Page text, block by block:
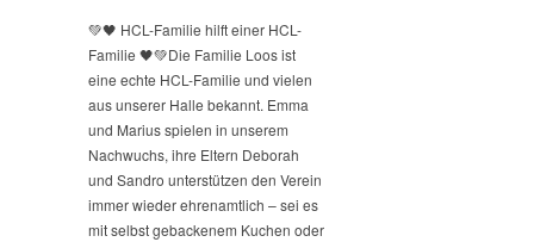
💚🖤 HCL-Familie hilft einer HCL-
Familie 🖤💚Die Familie Loos ist
eine echte HCL-Familie und vielen
aus unserer Halle bekannt. Emma
und Marius spielen in unserem
Nachwuchs, ihre Eltern Deborah
und Sandro unterstützen den Verein
immer wieder ehrenamtlich – sei es
mit selbst gebackenem Kuchen oder